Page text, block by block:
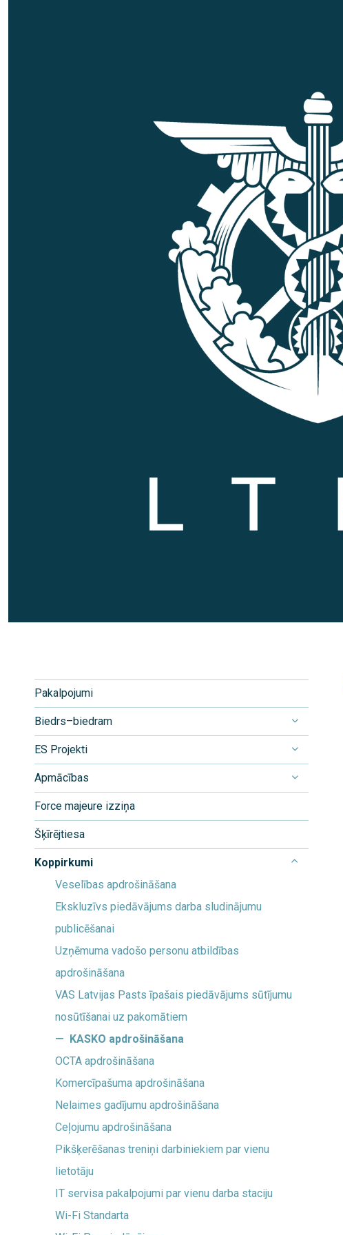
Pakalpojumi
Biedrs–biedram
ES Projekti
Apmācības
Force majeure izziņa
Šķīrējtiesa
Koppirkumi
Veselības apdrošināšana
Ekskluzīvs piedāvājums darba sludinājumu
publicēšanai
Uzņēmuma vadošo personu atbildības
apdrošināšana
VAS Latvijas Pasts īpašais piedāvājums sūtījumu
nosūtīšanai uz pakomātiem
KASKO apdrošināšana
OCTA apdrošināšana
Komercīpašuma apdrošināšana
Nelaimes gadījumu apdrošināšana
Ceļojumu apdrošināšana
Pikšķerēšanas treniņi darbiniekiem par vienu
lietotāju
IT servisa pakalpojumi par vienu darba staciju
Wi-Fi Standarta